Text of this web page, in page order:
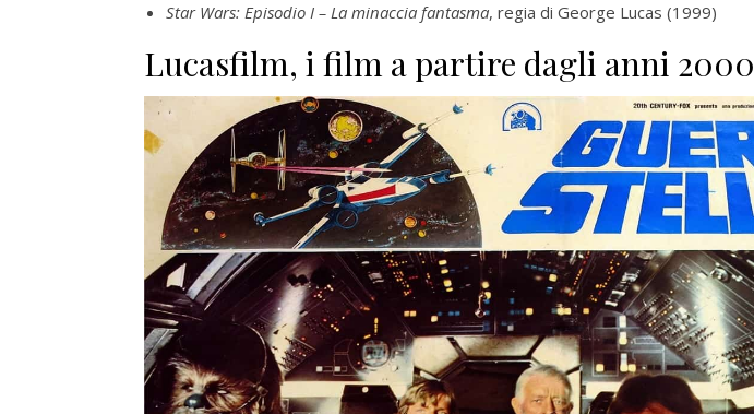
Star Wars: Episodio I – La minaccia fantasma, regia di George Lucas (1999)
Lucasfilm, i film a partire dagli anni 2000